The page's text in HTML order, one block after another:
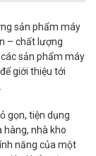
sản phẩm máy
– chất lượng
sản phẩm máy
giới thiệu tới
gọn, tiện dụng
hàng, nhà kho
năng của một